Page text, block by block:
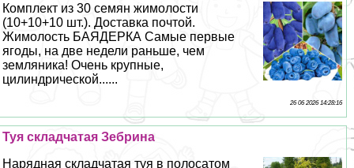
Комплект из 30 семян жимолости
(10+10+10 шт.). Доставка почтой.
Жимолость БАЯДЕРКА Самые первые
ягоды, на две недели раньше, чем
земляника! Очень крупные,
цилиндрической......
26 06 2026 14:28:16
Туя складчатая Зебрина
Нарядная складчатая туя в полосатом